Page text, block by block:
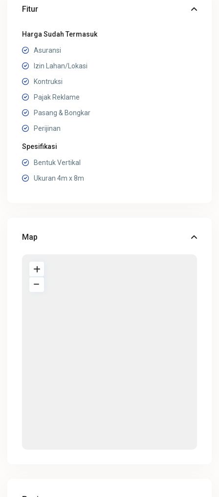
Fitur
Harga Sudah Termasuk
Asuransi
Izin Lahan/Lokasi
Kontruksi
Pajak Reklame
Pasang & Bongkar
Perijinan
Spesifikasi
Bentuk Vertikal
Ukuran 4m x 8m
Map